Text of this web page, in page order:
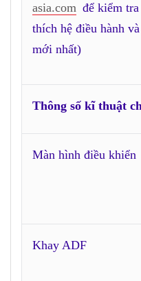
asia.com để kiểm
thích hệ điều hành
mới nhất)
Thông số kĩ thuật
Màn hình điều khiển
Khay ADF